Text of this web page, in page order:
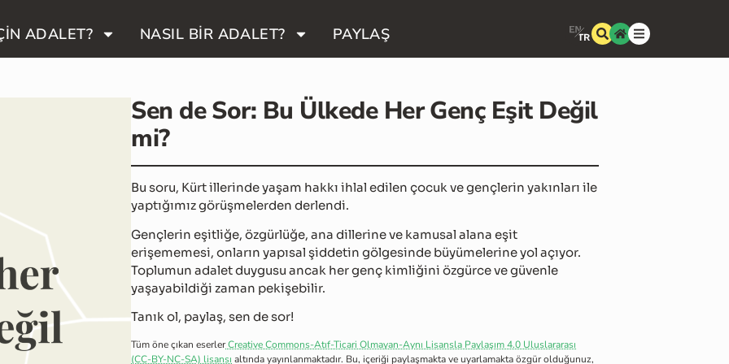
ADALET? NASIL BİR ADALET? PAYLAŞ
Sen de Sor: Bu Ülkede Her Genç Eşit Değil
mi?
Bu soru, Kürt illerinde yaşam hakkı ihlal edilen çocuk ve gençlerin yakınları ile
yaptığımız görüşmelerden derlendi.
Gençlerin eşitliğe, özgürlüğe, ana dillerine ve kamusal alana eşit
erişememesi, onların yapısal şiddetin gölgesinde büyümelerine yol açıyor.
Toplumun adalet duygusu ancak her genç kimliğini özgürce ve güvenle
yaşayabildiği zaman pekişebilir.
Tanık ol, paylaş, sen de sor!
Tüm öne çıkan eserlerCreative Commons-Atıf-Ticari Olmayan-Aynı Lisansla Paylaşım 4.0 Uluslararası
(CC-BY-NC-SA) lisansı altında yayınlanmaktadır. Bu, içeriği paylaşmakta ve uyarlamakta özgür olduğunuz,